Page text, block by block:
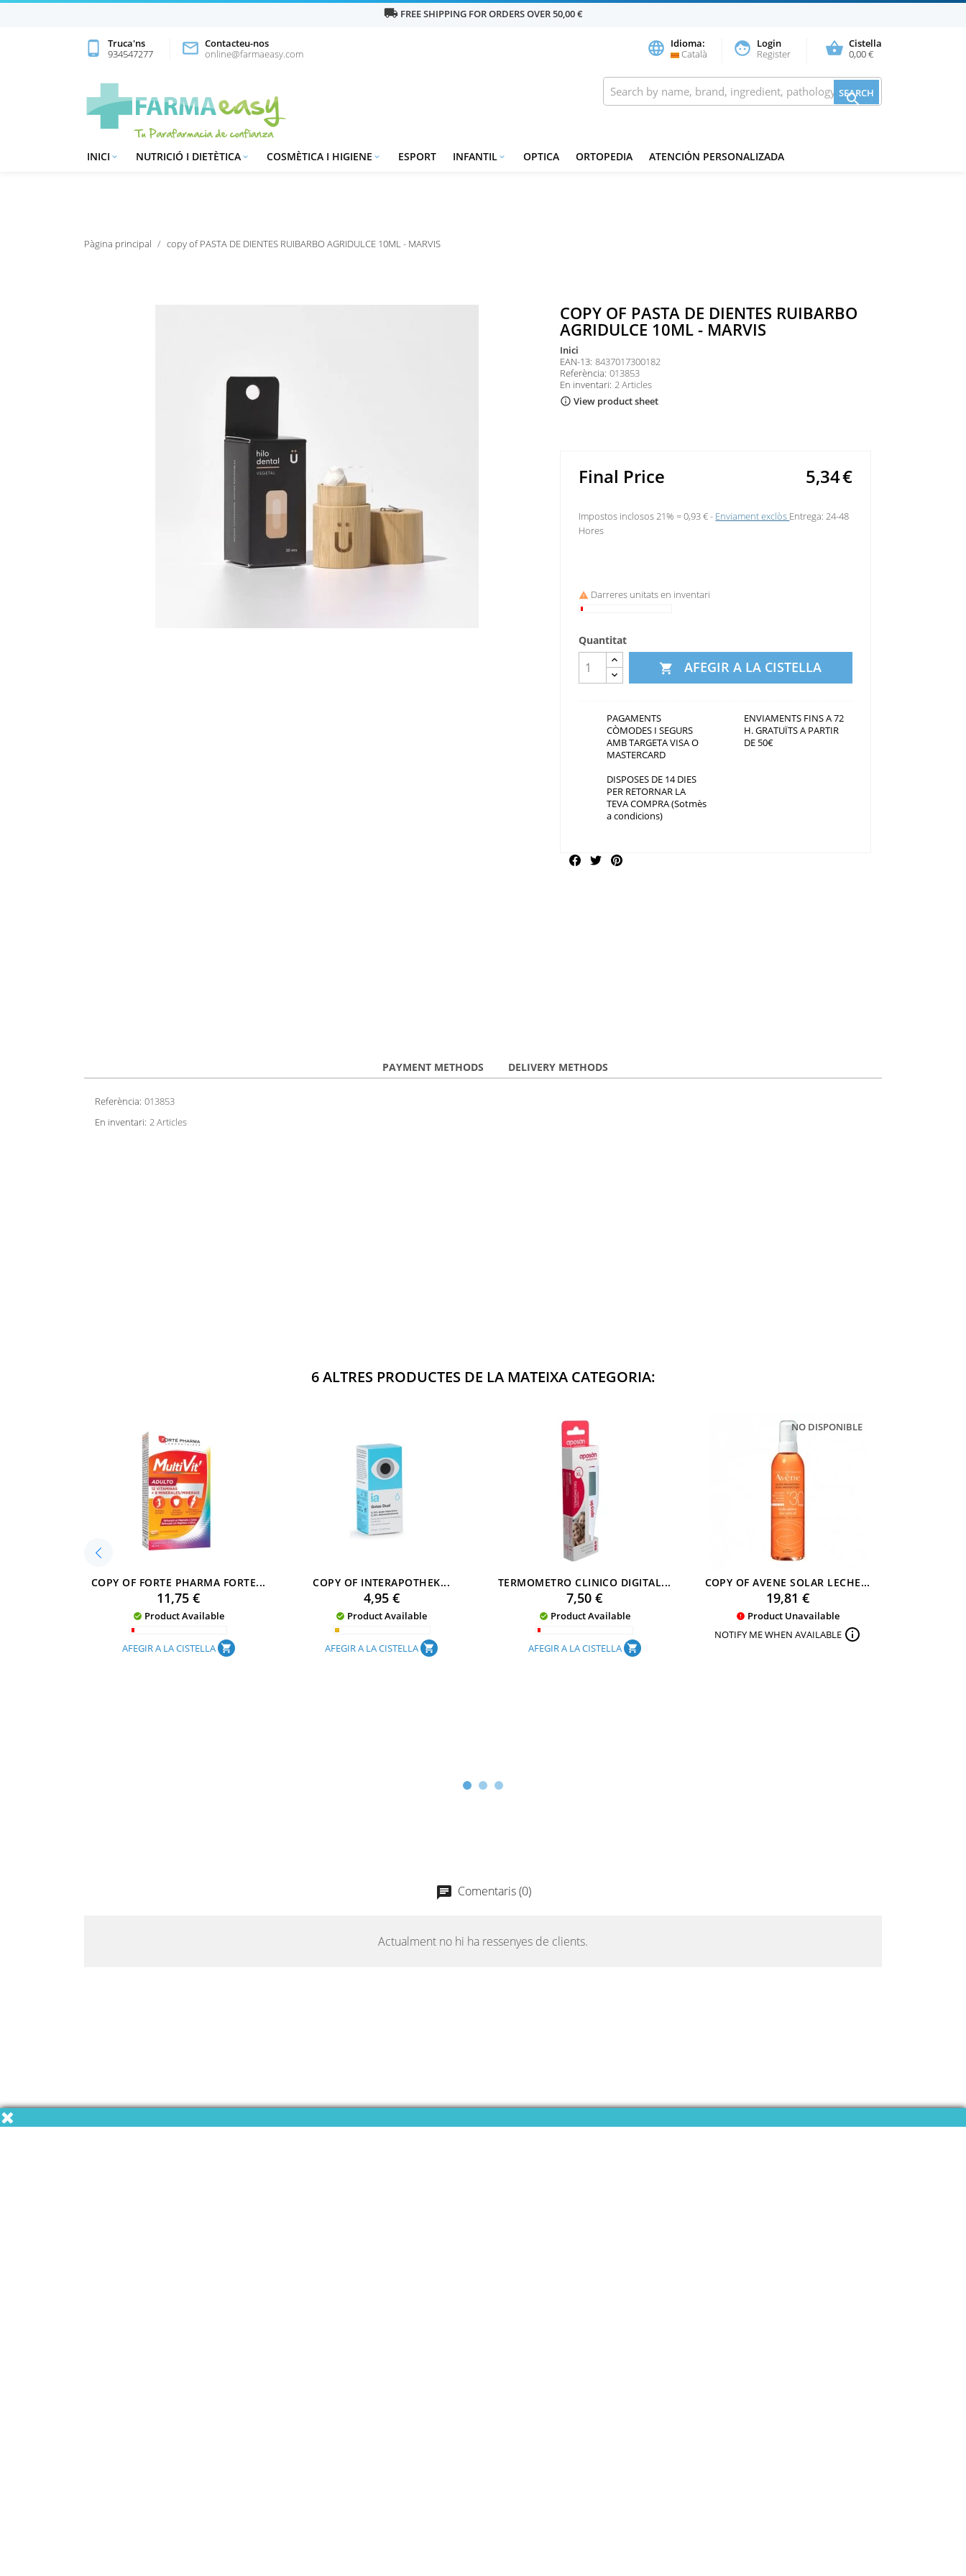
local_shippingFREE SHIPPING FOR ORDERS OVER 50,00 €
phone_android
Truca'ns
934547277
 Contacteu-nos
online@farmaeasy.com
language Idioma:
Català
face Login
Register
shopping_basket Cistella
0,00 €

SEARCH

INICI 
NUTRICIÓ I DIETÈTICA 
COSMÈTICA I HIGIENE ESPORT 
INFANTIL OPTICA ORTOPEDIA ATENCIÓN PERSONALIZADA
Pàgina principal copy of PASTA DE DIENTES RUIBARBO AGRIDULCE 10ML - MARVIS
COPY OF PASTA DE DIENTES RUIBARBO
AGRIDULCE 10ML - MARVIS
inici
EAN-13: 8437017300182
Referència: 013853
En inventari: 2 Articles
info_outline View product sheet
Final Price €
5,34
Impostos inclosos 21% =0,93 € Enviament exclòs Entrega: 24-48
Hores
 Darreres unitats en inventari
Quantitat
 AFEGIR A LA CISTELLA
PAGAMENTS
CÒMODES I SEGURS
AMB TARGETA VISA O
MASTERCARD
ENVIAMENTS FINS A 72
H. GRATUÏTS A PARTIR
DE 50€
DISPOSES DE 14 DIES
PER RETORNAR LA
TEVA COMPRA (Sotmès
a condicions)
Compartir
PAYMENT METHODS DELIVERY METHODS
Referència: 013853
En inventari: 2 Articles
6 ALTRES PRODUCTES DE LA MATEIXA CATEGORIA:
COPY OF FORTE PHARMA FORTE...
Preu
11,75 €
 Product Available
AFEGIR A LA CISTELLA shopping_cart
COPY OF INTERAPOTHEK...
Preu
4,95 €
 Product Available
AFEGIR A LA CISTELLA shopping_cart
TERMOMETRO CLINICO DIGITAL...
Preu
7,50 €
 Product Available
AFEGIR A LA CISTELLA shopping_cart
COPY OF AVENE SOLAR LECHE...
Preu
19,81 €
 Product Unavailable
NOTIFY ME WHEN AVAILABLE 
NO DISPONIBLE
chat Comentaris (0)
Actualment no hi ha ressenyes de clients.